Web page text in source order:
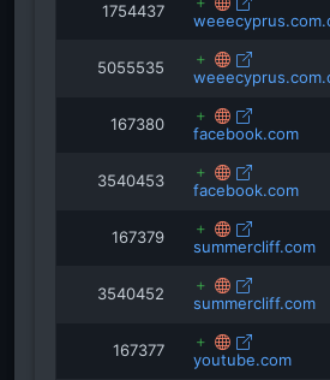
1754437
5055535
167380 facebook.com
3540453 facebook.com
167379 summercliff.com
3540452 summercliff.com
167377 youtube.com